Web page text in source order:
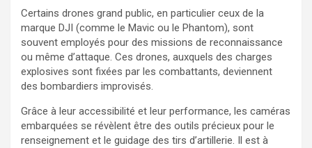
Certains drones grand public, en particulier ceux de la
marque DJI (comme le Mavic ou le Phantom), sont
souvent employés pour des missions de reconnaissance
ou même d’attaque. Ces drones, auxquels des charges
explosives sont fixées par les combattants, deviennent
des bombardiers improvisés.
Grâce à leur accessibilité et leur performance, les caméras
embarquées se révèlent être des outils précieux pour le
renseignement et le guidage des tirs d’artillerie. Il est à